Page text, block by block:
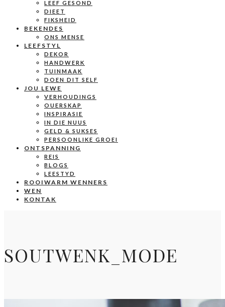
LEEF GESOND
DIEET
FIKSHEID
BEKENDES
ONS MENSE
LEEFSTYL
DEKOR
HANDWERK
TUINMAAK
DOEN DIT SELF
JOU LEWE
VERHOUDINGS
OUERSKAP
INSPIRASIE
IN DIE NUUS
GELD & SUKSES
PERSOONLIKE GROEI
ONTSPANNING
REIS
BLOGS
LEESTYD
ROOIWARM WENNERS
WEN
KONTAK
SOUTWENK_MODE